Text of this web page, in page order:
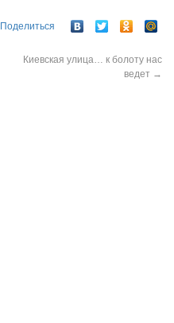
Поделиться
Киевская улица… к болоту нас
ведет →